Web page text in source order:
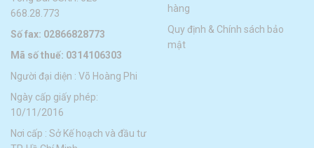
668.28.773
Số fax: 02866828773
Mã số thuế: 0314106303
Người đại diện : Võ Hoàng Phi
Ngày cấp giấy phép:
10/11/2016
Nơi cấp : Sở Kế hoạch và đầu tư
hàng
Quy định & Chính sách bảo
mật